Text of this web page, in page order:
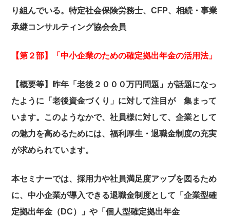
り組んでいる。特定社会保険労務士、CFP、相続・事業
承継コンサルティング協会会員
【第２部】「中小企業のための確定拠出年金の活用法」
【概要等】 昨年「老後２０００万円問題」が話題になっ
たように「老後資金づくり」に対して注目が 集まって
います。このようなかで、社員様に対して、企業として
の魅力を高めるためには、福利厚生・退職金制度の充実
が求められています。
本セミナーでは、採用力や社員満足度アップを図るため
に、中小企業が導入できる退職金制度として「企業型確
定拠出年金（ DC）」や「個人型確定拠出年金